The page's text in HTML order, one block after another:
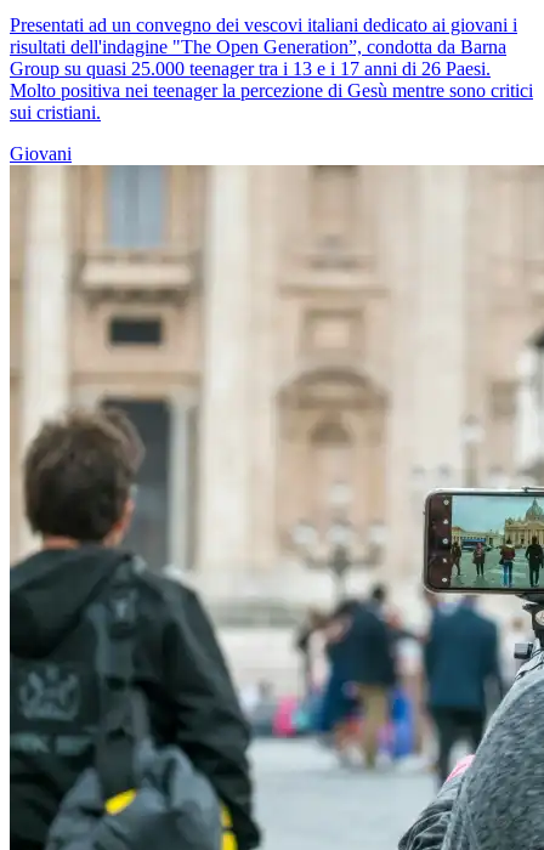
Presentati ad un convegno dei vescovi italiani dedicato ai giovani i
risultati dell'indagine "The Open Generation”, condotta da Barna
Group su quasi 25.000 teenager tra i 13 e i 17 anni di 26 Paesi.
Molto positiva nei teenager la percezione di Gesù mentre sono critici
sui cristiani.
Giovani